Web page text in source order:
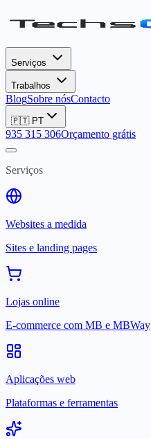
Serviços
Trabalhos
BlogSobre nósContacto
🇵🇹 PT
935 315 306Orçamento grátis
Serviços
Websites a medida
Sites e landing pages
Lojas online
E-commerce com MB e MBWay
Aplicações web
Plataformas e ferramentas